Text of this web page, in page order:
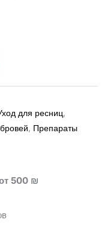
для ресниц,
, Препараты
500 ₪